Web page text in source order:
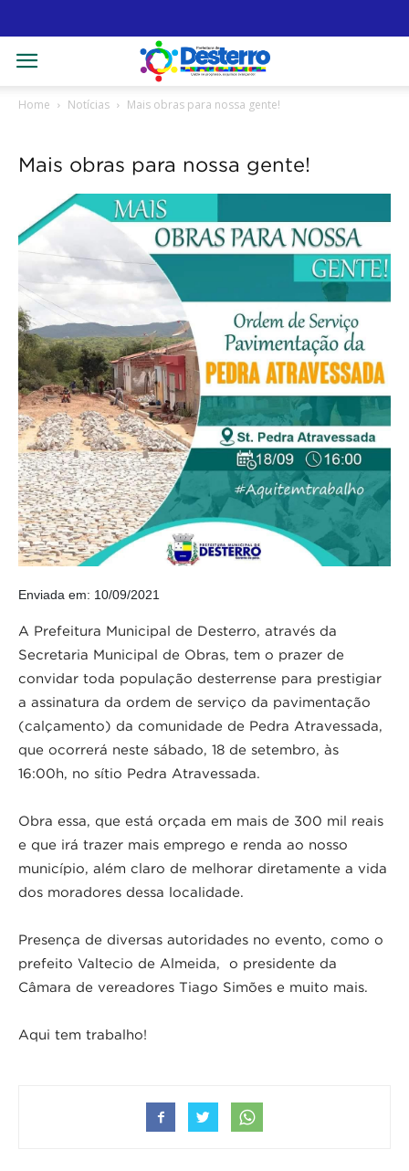
Home Notícias Mais obras para nossa gente!
Mais obras para nossa gente!
Enviada em: 10/09/2021
A Prefeitura Municipal de Desterro, através da
Secretaria Municipal de Obras, tem o prazer de
convidar toda população desterrense para prestigiar
a assinatura da ordem de serviço da pavimentação
(calçamento) da comunidade de Pedra Atravessada,
que ocorrerá neste sábado, 18 de setembro, às
16:00h, no sítio Pedra Atravessada.
Obra essa, que está orçada em mais de 300 mil reais
e que irá trazer mais emprego e renda ao nosso
município, além claro de melhorar diretamente a vida
dos moradores dessa localidade.
Presença de diversas autoridades no evento, como o
prefeito Valtecio de Almeida, o presidente da
Câmara de vereadores Tiago Simões e muito mais.
Aqui tem trabalho!